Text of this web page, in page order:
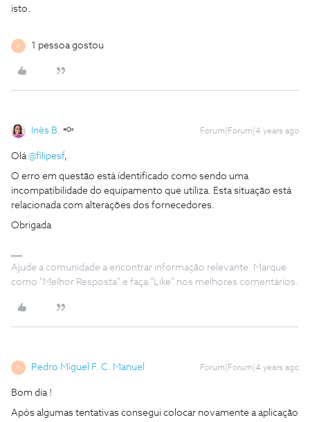
isto.
P 1 pessoa gostou
Inês B. Forum|Forum|4 years ago
Olá@filipesf,
O erro em questão está identificado como sendo uma
incompatibilidade do equipamento que utiliza. Esta situação está
relacionada com alterações dos fornecedores.
Obrigada
Ajude a comunidade a encontrar informação relevante. Marque
como "Melhor Resposta" e faça "Like" nos melhores comentários.
P Pedro Miguel F. C. Manuel Forum|Forum|4 years ago
Bom dia !
Após algumas tentativas consegui colocar novamente a aplicação